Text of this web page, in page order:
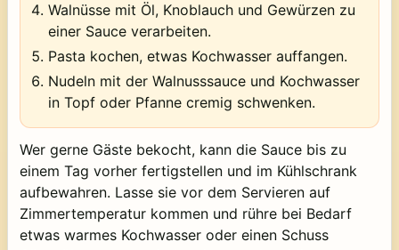
Walnüsse mit Öl, Knoblauch und Gewürzen zu
einer Sauce verarbeiten.
Pasta kochen, etwas Kochwasser auffangen.
Nudeln mit der Walnusssauce und Kochwasser
in Topf oder Pfanne cremig schwenken.
Wer gerne Gäste bekocht, kann die Sauce bis zu
einem Tag vorher fertigstellen und im Kühlschrank
aufbewahren. Lasse sie vor dem Servieren auf
Zimmertemperatur kommen und rühre bei Bedarf
etwas warmes Kochwasser oder einen Schuss